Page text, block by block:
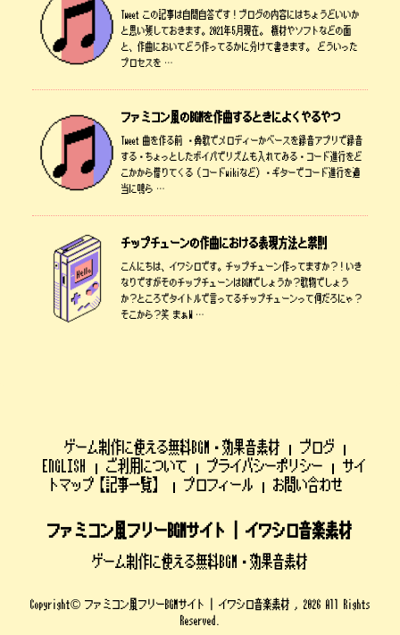
Tweet この記事は自問自答です！ブログの内容にはちょうどいいか
と思い残しておきます。2021年5月現在。 機材やソフトなどの面
と、作曲においてどう作ってるかに分けて書きます。 どういった
プロセスを …
ファミコン風のBGMを作曲するときによくやるやつ
Tweet 曲を作る前 ・鼻歌でメロディーかベースを録音アプリで録音
する・ちょっとしたボイパでリズムも入れてみる・コード進行をど
こかから借りてくる（コードwikiなど）・ギターでコード進行を適
当に鳴ら …
チップチューンの作曲における表現方法と禁則
こんにちは、イワシロです。チップチューン作ってますか？！いき
なりですがそのチップチューンはBGMでしょうか？歌物でしょう
か？ところでタイトルで言ってるチップチューンって何だろにゃ？
そこから？笑 まぁW …
ゲーム制作に使える無料BGM・効果音素材
ブログ
ENGLISH
ご利用について プライバシーポリシー
サイ
トマップ【記事一覧】
プロフィール お問い合わせ
ファミコン風フリーBGMサイト | イワシロ音楽素材
ゲーム制作に使える無料BGM・効果音素材
Copyright© ファミコン風フリーBGMサイト | イワシロ音楽素材 , 2026 All Rights
Reserved.